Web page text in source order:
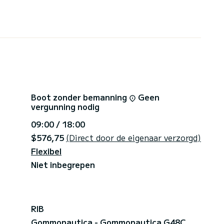
Boot zonder bemanning Geen
vergunning nodig
09:00 / 18:00
$576,75 (Direct door de eigenaar verzorgd)
Flexibel
Niet inbegrepen
RIB